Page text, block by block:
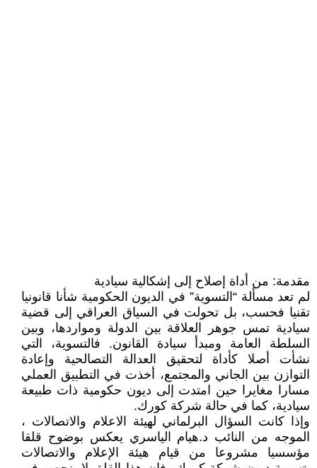
مقدمة: من أداة إصلاح إلى إشكالية سيادية
لم تعد مسألة “التسوية” في الديون الحكومية شأنا قانونيا
تقنيا فحسب، بل تحولت في السياق العراقي إلى قضية
سيادية تمس جوهر العلاقة بين الدولة ومواردها، وبين
السلطة العامة ومبدأ سيادة القانون. فالتسوية، التي
نشأت أصلا كأداة لتحقيق العدالة التصالحية وإعادة
التوازن بين الجاني والمجتمع، أخذت في التطبيق العملي
مسارا مغايرا حين امتدت إلى ديون حكومية ذات طبيعة
سيادية، كما في حالة شركة كورك.
وإذا كانت السؤال البرلماني لهيئة الاعلام والاتصالات ،
الموجه من النائب د.هيام الياسري يعكس بوضوح قلقا
مؤسسيا مشروعا من قيام هيئة الإعلام والاتصالات